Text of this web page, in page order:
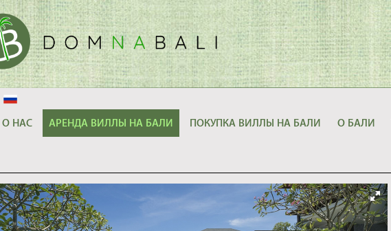
О НАС АРЕНДА ВИЛЛЫ НА БАЛИ ПОКУПКА ВИЛЛЫ НА БАЛИ О БАЛИ